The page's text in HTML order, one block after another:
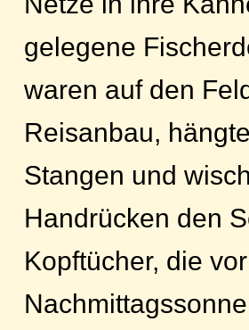
gelegene
waren auf den
Reisanbau,
Stangen und
Handrücken den
Kopftücher, die